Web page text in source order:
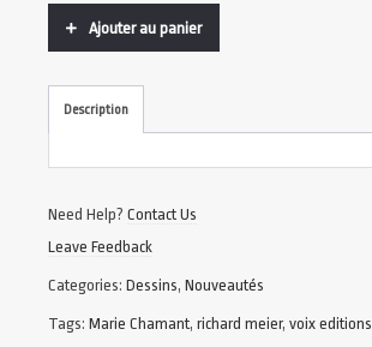
Ajouter au panier
Description
Need Help? Contact Us
Leave Feedback
Categories: Dessins, Nouveautés
Tags: Marie Chamant, richard meier, voix editions